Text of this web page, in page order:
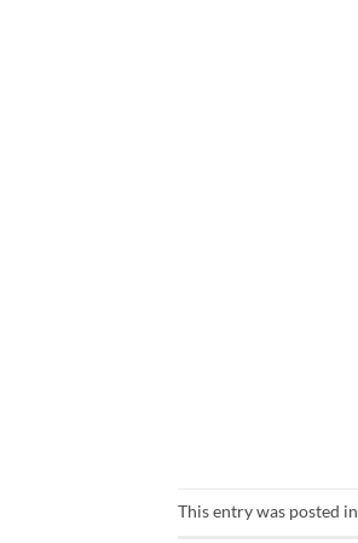
This entry was posted in